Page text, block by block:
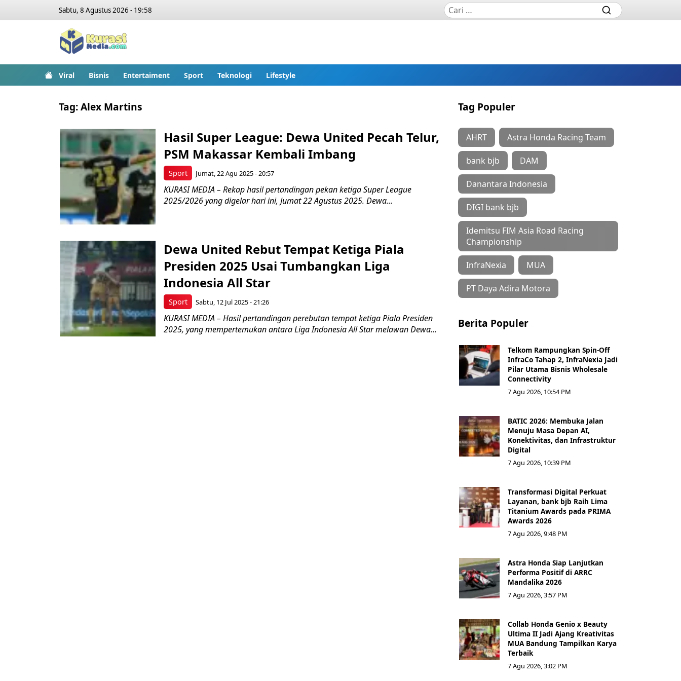
Sabtu, 8 Agustus 2026 - 19:58
Viral Bisnis Entertaiment Sport Teknologi Lifestyle
Tag:Alex Martins
Sport
Hasil Super League: Dewa United Pecah Telur,
PSM Makassar Kembali Imbang
Jumat, 22 Agu 2025 - 20:57
KURASI MEDIA – Rekap hasil pertandingan pekan ketiga Super League
2025/2026 yang digelar hari ini, Jumat 22 Agustus 2025. Dewa...
Sport
Dewa United Rebut Tempat Ketiga Piala
Presiden 2025 Usai Tumbangkan Liga
Indonesia All Star
Sabtu, 12 Jul 2025 - 21:26
KURASI MEDIA – Hasil pertandingan perebutan tempat ketiga Piala Presiden
2025, yang mempertemukan antara Liga Indonesia All Star melawan Dewa...
Tag Populer
AHRT Astra Honda Racing Team
bank bjb DAM
Danantara Indonesia
DIGI bank bjb
Idemitsu FIM Asia Road Racing
Championship
InfraNexia MUA
PT Daya Adira Motora
Berita Populer
Telkom Rampungkan Spin-Off
InfraCo Tahap 2, InfraNexia Jadi
Pilar Utama Bisnis Wholesale
Connectivity
7 Agu 2026, 10:54 PM
BATIC 2026: Membuka Jalan
Menuju Masa Depan AI,
Konektivitas, dan Infrastruktur
Digital
7 Agu 2026, 10:39 PM
Transformasi Digital Perkuat
Layanan, bank bjb Raih Lima
Titanium Awards pada PRIMA
Awards 2026
7 Agu 2026, 9:48 PM
Astra Honda Siap Lanjutkan
Performa Positif di ARRC
Mandalika 2026
7 Agu 2026, 3:57 PM
Collab Honda Genio x Beauty
Ultima II Jadi Ajang Kreativitas
MUA Bandung Tampilkan Karya
Terbaik
7 Agu 2026, 3:02 PM